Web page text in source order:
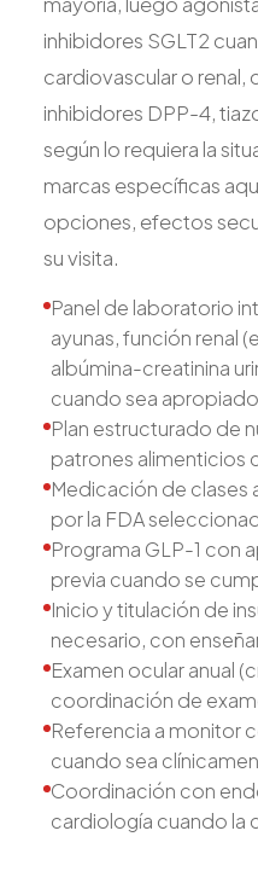
inhibidores SGLT2
cardiovascular o renal,
inhibidores DPP-4,
según lo requiera la
marcas específicas
opciones, efectos
su visita.
Panel de laboratorio
ayunas, función renal
albúmina-creatinina
cuando sea apropiado
Plan estructurado de
patrones alimenticios
Medicación de
por la FDA
Programa GLP-1 con
previa cuando se
Inicio y titulación de
necesario, con
Examen ocular anual
coordinación de
Referencia a monitor
cuando sea
Coordinación con
cardiología cuando la